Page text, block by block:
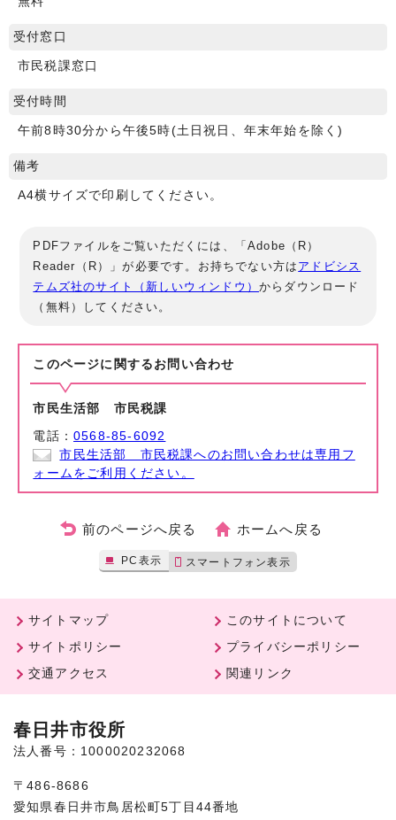
受付窓口
市民税課窓口
受付時間
午前8時30分から午後5時(土日祝日、年末年始を除く)
備考
A4横サイズで印刷してください。
PDFファイルをご覧いただくには、「Adobe（R）
Reader（R）」が必要です。お持ちでない方は アドビシス
テムズ社のサイト（新しいウィンドウ）からダウンロード
（無料）してください。
このページに関する お問い合わせ
市民生活部 市民税課
電話：0568-85-6092
市民生活部 市民税課へのお問い合わせは専用フ
ォームをご利用ください。
前のページへ戻る ホームへ戻る
PC表示 スマートフォン表示
サイトマップ
このサイトについて
サイトポリシー
プライバシーポリシー
交通アクセス
関連リンク
春日井市役所
法人番号：1000020232068
〒486-8686
愛知県春日井市鳥居松町5丁目44番地